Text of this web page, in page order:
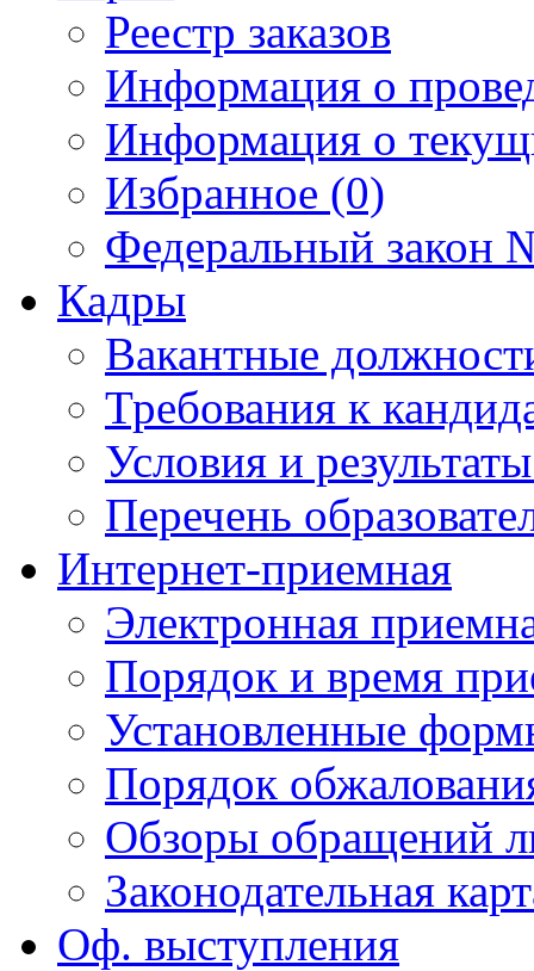
Реестр заказов
Информация о
Информация о
Избранное (0)
Федеральный закон
Кадры
Вакантные
Требования к
Условия и
Перечень
Интернет-приемная
Электронная
Порядок и время
Установленные
Порядок
Обзоры обращений
Законодательная
Оф. выступления